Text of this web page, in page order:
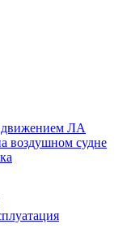
движением ЛА
воздушном судне